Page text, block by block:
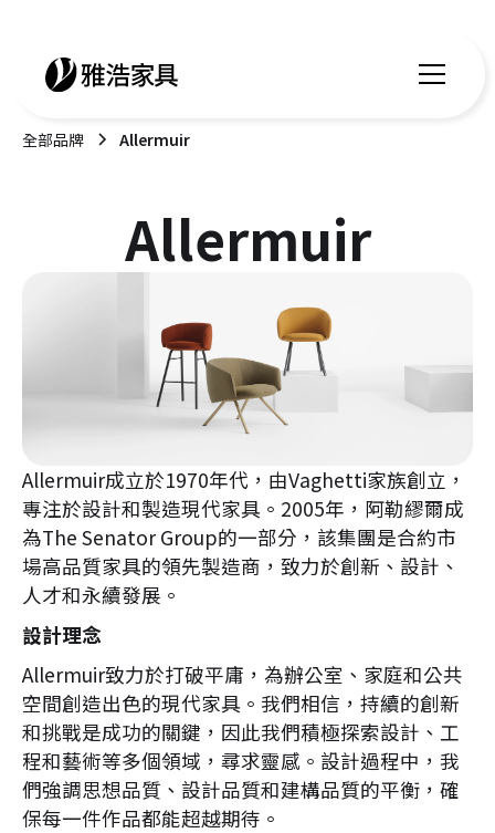
全部品牌 Allermuir
Allermuir
Allermuir成立於1970年代，由Vaghetti家族創立，
專注於設計和製造現代家具。2005年，阿勒繆爾成
為The Senator Group的一部分，該集團是合約市
場高品質家具的領先製造商，致力於創新、設計、
人才和永續發展。
設計理念
Allermuir致力於打破平庸，為辦公室、家庭和公共
空間創造出色的現代家具。我們相信，持續的創新
和挑戰是成功的關鍵，因此我們積極探索設計、工
程和藝術等多個領域，尋求靈感。設計過程中，我
們強調思想品質、設計品質和建構品質的平衡，確
保每一件作品都能超越期待。